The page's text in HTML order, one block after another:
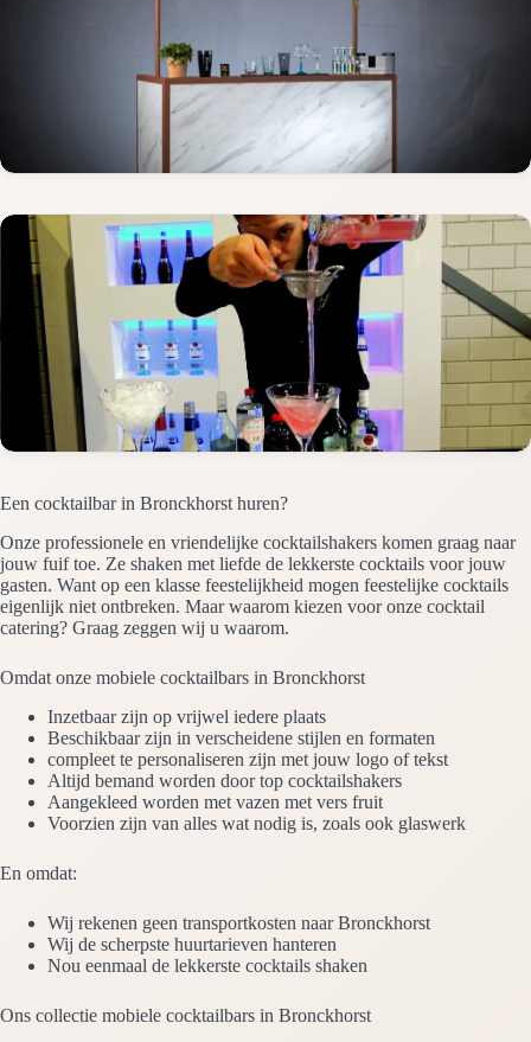
Een cocktailbar in Bronckhorst huren?
Onze professionele en vriendelijke cocktailshakers komen graag naar
jouw fuif toe. Ze shaken met liefde de lekkerste cocktails voor jouw
gasten. Want op een klasse feestelijkheid mogen feestelijke cocktails
eigenlijk niet ontbreken. Maar waarom kiezen voor onze cocktail
catering? Graag zeggen wij u waarom.
Omdat onze mobiele cocktailbars in Bronckhorst
Inzetbaar zijn op vrijwel iedere plaats
Beschikbaar zijn in verscheidene stijlen en formaten
compleet te personaliseren zijn met jouw logo of tekst
Altijd bemand worden door top cocktailshakers
Aangekleed worden met vazen met vers fruit
Voorzien zijn van alles wat nodig is, zoals ook glaswerk
En omdat:
Wij rekenen geen transportkosten naar Bronckhorst
Wij de scherpste huurtarieven hanteren
Nou eenmaal de lekkerste cocktails shaken
Ons collectie mobiele cocktailbars in Bronckhorst